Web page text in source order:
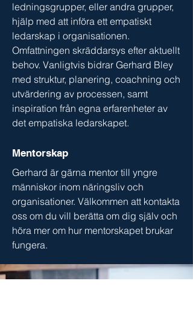
ledningsgrupper, eller andra grupper,
hjälp med att införa ett empatiskt
ledarskap i organisationen.
Omfattningen skräddarsys efter aktuellt
behov. Vanligtvis bidrar Gerhard Bley
med struktur, planering, coachning och
utvärdering av processen, samt
inspiration från egna erfarenheter av
det empatiska ledarskapet.
Mentorskap
Gerhard är gärna mentor till yngre
människor inom näringsliv och
organisationer. Välkommen att kontakta
oss om du vill berätta om dig själv och
höra mer om hur mentorskapet brukar
fungera.